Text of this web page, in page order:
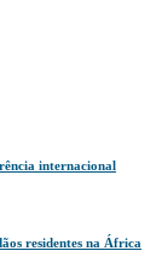
internacional
residentes na África